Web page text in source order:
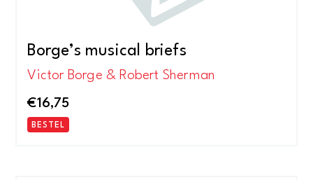
Borge’s musical briefs
Victor Borge & Robert Sherman
€16,75
BESTEL